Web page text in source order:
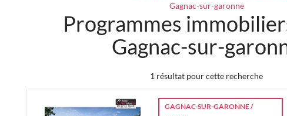
Gagnac-sur-garonne
Programmes
Gagnac-sur-
1 résultat pour cette recherche
GAGNAC-SUR-GARONNE /